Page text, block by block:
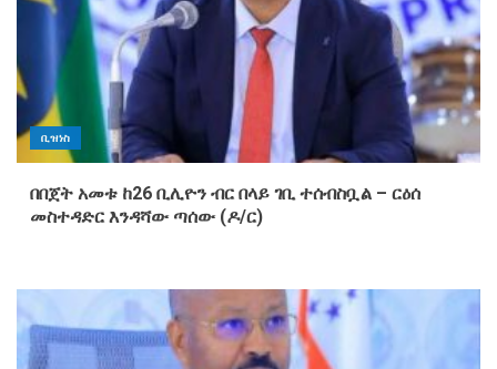
ቢዝነስ
በበጀት አመቱ ከ26 ቢሊዮን ብር በላይ ገቢ ተሰብስቧል – ርዕሰ
መስተዳድር እንዳሻው ጣሰው (ዶ/ር)